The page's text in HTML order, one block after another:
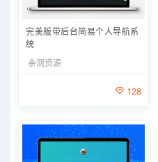
完美版带后台简易个人导航系
统
亲测资源
128